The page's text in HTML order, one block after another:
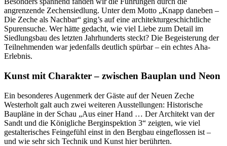
angrenzende Zechensiedlung. Unter dem Motto „Knapp daneben –
Die Zeche als Nachbar“ ging’s auf eine architekturgeschichtliche
Spurensuche. Wer hätte gedacht, wie viel Liebe zum Detail im
Siedlungsbau des letzten Jahrhunderts steckt? Die Begeisterung der
Teilnehmenden war jedenfalls deutlich spürbar – ein echtes Aha-
Erlebnis.
Kunst mit Charakter – zwischen Bauplan und Neon
Ein besonderes Augenmerk der Gäste auf der Neuen Zeche
Westerholt galt auch zwei weiteren Ausstellungen: Historische
Baupläne in der Schau „Aus einer Hand … Der Architekt van der
Sandt und die Königliche Berginspektion 3“ zeigten, wie viel
gestalterisches Feingefühl einst in den Bergbau eingeflossen ist –
und wie sehr sich Technik und Kunst hier berührten.